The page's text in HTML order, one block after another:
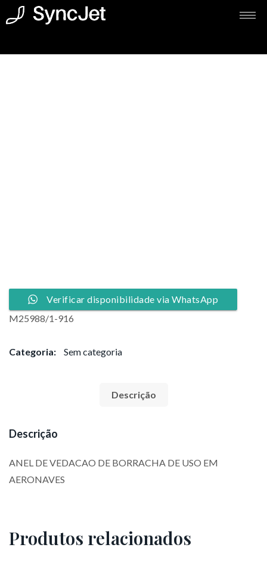
Verificar disponibilidade via WhatsApp
M25988/1-916
Categoria: Sem categoria
Descrição
Descrição
ANEL DE VEDACAO DE BORRACHA DE USO EM
AERONAVES
Produtos relacionados